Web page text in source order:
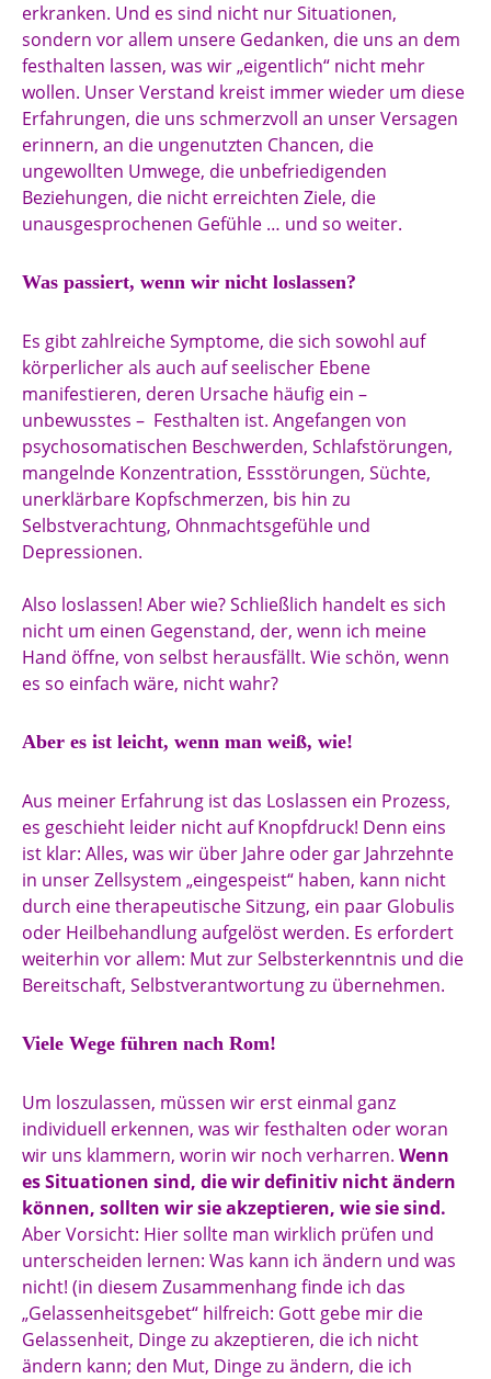
erkranken. Und es sind nicht nur Situationen,
sondern vor allem unsere Gedanken, die uns an dem
festhalten lassen, was wir „eigentlich“ nicht mehr
wollen. Unser Verstand kreist immer wieder um diese
Erfahrungen, die uns schmerzvoll an unser Versagen
erinnern, an die ungenutzten Chancen, die
ungewollten Umwege, die unbefriedigenden
Beziehungen, die nicht erreichten Ziele, die
unausgesprochenen Gefühle … und so weiter.
Was passiert, wenn wir nicht loslassen?
Es gibt zahlreiche Symptome, die sich sowohl auf
körperlicher als auch auf seelischer Ebene
manifestieren, deren Ursache häufig ein –
unbewusstes – Festhalten ist. Angefangen von
psychosomatischen Beschwerden, Schlafstörungen,
mangelnde Konzentration, Essstörungen, Süchte,
unerklärbare Kopfschmerzen, bis hin zu
Selbstverachtung, Ohnmachtsgefühle und
Depressionen.
Also loslassen! Aber wie? Schließlich handelt es sich
nicht um einen Gegenstand, der, wenn ich meine
Hand öffne, von selbst herausfällt. Wie schön, wenn
es so einfach wäre, nicht wahr?
Aber es ist leicht, wenn man weiß, wie!
Aus meiner Erfahrung ist das Loslassen ein Prozess,
es geschieht leider nicht auf Knopfdruck! Denn eins
ist klar: Alles, was wir über Jahre oder gar Jahrzehnte
in unser Zellsystem „eingespeist“ haben, kann nicht
durch eine therapeutische Sitzung, ein paar Globulis
oder Heilbehandlung aufgelöst werden. Es erfordert
weiterhin vor allem: Mut zur Selbsterkenntnis und die
Bereitschaft, Selbstverantwortung zu übernehmen.
Viele Wege führen nach Rom!
Um loszulassen, müssen wir erst einmal ganz
individuell erkennen, was wir festhalten oder woran
wir uns klammern, worin wir noch verharren. Wenn
es Situationen sind, die wir definitiv nicht ändern
können, sollten wir sie akzeptieren, wie sie sind.
Aber Vorsicht: Hier sollte man wirklich prüfen und
unterscheiden lernen: Was kann ich ändern und was
nicht! (in diesem Zusammenhang finde ich das
„Gelassenheitsgebet“ hilfreich: Gott gebe mir die
Gelassenheit, Dinge zu akzeptieren, die ich nicht
ändern kann; den Mut, Dinge zu ändern, die ich